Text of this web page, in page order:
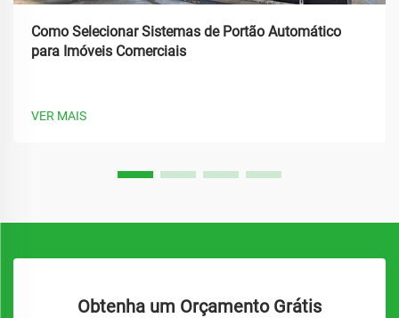
Como Selecionar Sistemas de Portão Automático
para Imóveis Comerciais
VER MAIS
Obtenha um Orçamento Grátis